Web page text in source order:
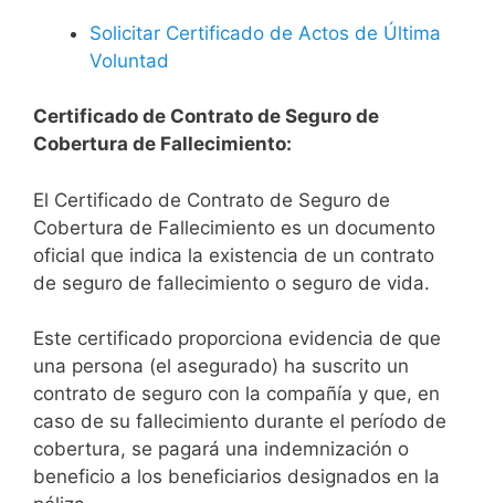
Solicitar Certificado de Actos de Última
Voluntad
Certificado de Contrato de Seguro de
Cobertura de Fallecimiento:
El Certificado de Contrato de Seguro de
Cobertura de Fallecimiento es un documento
oficial que indica la existencia de un contrato
de seguro de fallecimiento o seguro de vida.
Este certificado proporciona evidencia de que
una persona (el asegurado) ha suscrito un
contrato de seguro con la compañía y que, en
caso de su fallecimiento durante el período de
cobertura, se pagará una indemnización o
beneficio a los beneficiarios designados en la